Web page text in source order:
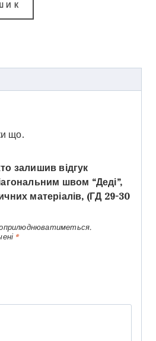
що.
залишив відгук
швом “Деді”,
матеріалів, (ГД 29-30
*